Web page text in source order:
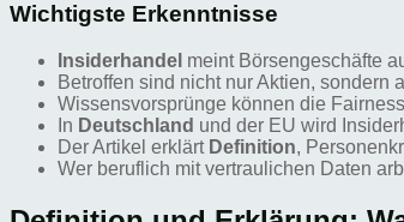
Wichtigste Erkenntnisse
Insiderhandel meint Börsengeschäfte
Betroffen sind nicht nur Aktien, sondern
Wissensvorsprünge können die
In Deutschland und der EU wird
Der Artikel erklärt Definition,
Wer beruflich mit vertraulichen Daten